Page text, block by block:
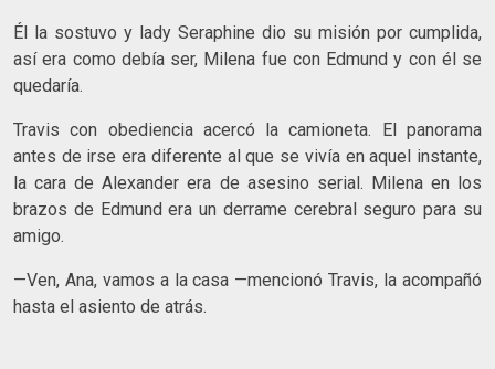
Él la sostuvo y lady Seraphine dio su misión por cumplida,
así era como debía ser, Milena fue con Edmund y con él se
quedaría.
Travis con obediencia acercó la camioneta. El panorama
antes de irse era diferente al que se vivía en aquel instante,
la cara de Alexander era de asesino serial. Milena en los
brazos de Edmund era un derrame cerebral seguro para su
amigo.
—Ven, Ana, vamos a la casa —mencionó Travis, la acompañó
hasta el asiento de atrás.